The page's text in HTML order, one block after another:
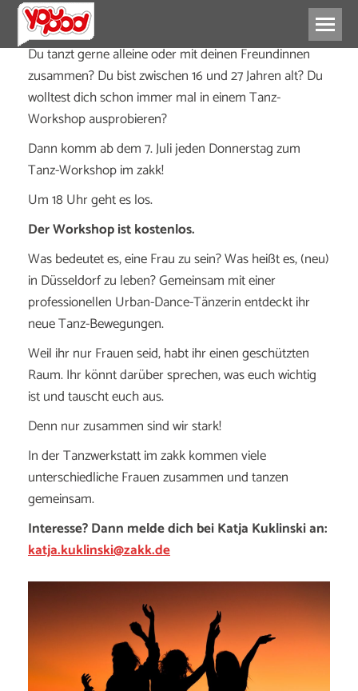
Du tanzt gerne alleine oder mit deinen Freundinnen
zusammen? Du bist zwischen 16 und 27 Jahren alt?Du
wolltest dich schon immer mal in einem Tanz-
Workshop ausprobieren?
Dann komm ab dem 7. Juli jeden Donnerstag zum
Tanz-Workshop im zakk!
Um 18 Uhr geht es los.
Der Workshop ist kostenlos.
Was bedeutet es, eine Frau zu sein? Was heißt es, (neu)
in Düsseldorf zu leben? Gemeinsam mit einer
professionellen Urban-Dance-Tänzerin entdeckt ihr
neue Tanz-Bewegungen.
Weil ihr nur Frauen seid, habt ihr einen geschützten
Raum.Ihr könnt darüber sprechen, was euch wichtig
ist und tauscht euch aus.
Denn nur zusammen sind wir stark!
In der Tanzwerkstatt im zakk kommen viele
unterschiedliche Frauen zusammen und tanzen
gemeinsam.
Interesse? Dann melde dich bei Katja Kuklinski an:
katja.kuklinski@zakk.de